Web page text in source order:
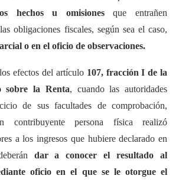
hechos u omisionesque entrañen
obligaciones fiscales, según sea el caso,
o en el oficio de observaciones.
efectos del artículo 107, fracción I de la
sobre la Renta, cuando las autoridades
de sus facultades de comprobación,
contribuyente persona física realizó
a los ingresos que hubiere declarado en
dar a conocer el resultado al
oficio en el que se le otorgue el